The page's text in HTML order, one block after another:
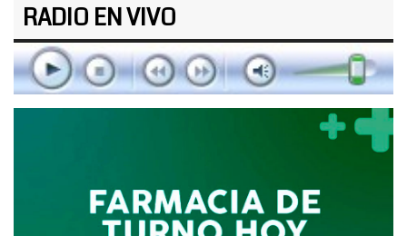
RADIO EN VIVO